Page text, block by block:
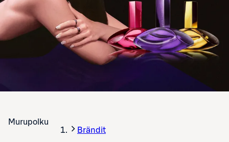
Murupolku
Brändit